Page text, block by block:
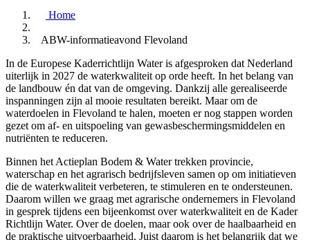
Home
ABW-informatieavond Flevoland
In de Europese Kaderrichtlijn Water is afgesproken dat Nederland
uiterlijk in 2027 de waterkwaliteit op orde heeft. In het belang van
de landbouw én dat van de omgeving. Dankzij alle gerealiseerde
inspanningen zijn al mooie resultaten bereikt. Maar om de
waterdoelen in Flevoland te halen, moeten er nog stappen worden
gezet om af- en uitspoeling van gewasbeschermingsmiddelen en
nutriënten te reduceren.
Binnen het Actieplan Bodem & Water trekken provincie,
waterschap en het agrarisch bedrijfsleven samen op om initiatieven
die de waterkwaliteit verbeteren, te stimuleren en te ondersteunen.
Daarom willen we graag met agrarische ondernemers in Flevoland
in gesprek tijdens een bijeenkomst over waterkwaliteit en de Kader
Richtlijn Water. Over de doelen, maar ook over de haalbaarheid en
de praktische uitvoerbaarheid. Juist daarom is het belangrijk dat we